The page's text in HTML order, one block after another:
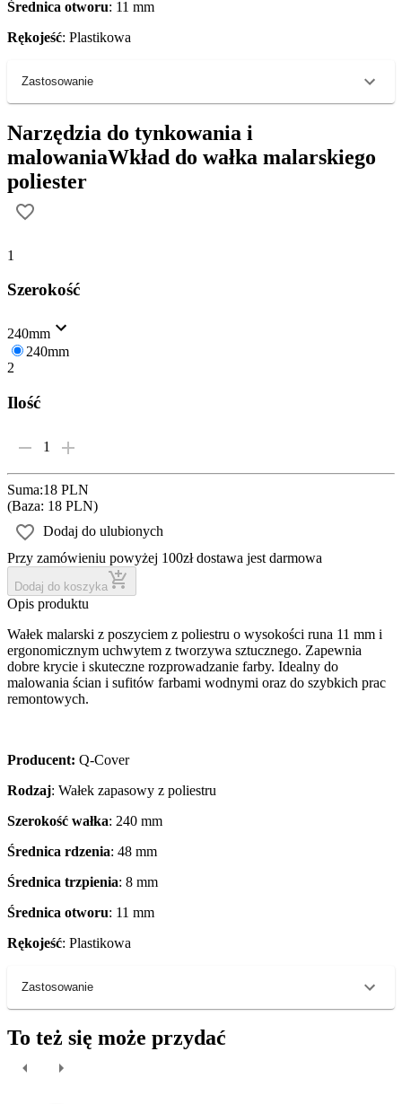
Średnica otworu: 11 mm
Rękojeść: Plastikowa
Zastosowanie
Narzędzia do tynkowania i
malowaniaWkład do wałka malarskiego
poliester
1
Szerokość
240mm
240mm
2
Ilość
1
Suma:18 PLN
(Baza: 18 PLN)
Dodaj do ulubionych
Przy zamówieniu powyżej 100zł dostawa jest darmowa
Dodaj do koszyka
Opis produktu
Wałek malarski z poszyciem z poliestru o wysokości runa 11 mm i
ergonomicznym uchwytem z tworzywa sztucznego. Zapewnia
dobre krycie i skuteczne rozprowadzanie farby. Idealny do
malowania ścian i sufitów farbami wodnymi oraz do szybkich prac
remontowych.
Producent: Q-Cover
Rodzaj: Wałek zapasowy z poliestru
Szerokość wałka: 240 mm
Średnica rdzenia: 48 mm
Średnica trzpienia: 8 mm
Średnica otworu: 11 mm
Rękojeść: Plastikowa
Zastosowanie
To też się może przydać